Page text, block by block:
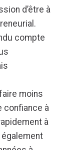
d’être à
compte
moins
confiance à
à
également